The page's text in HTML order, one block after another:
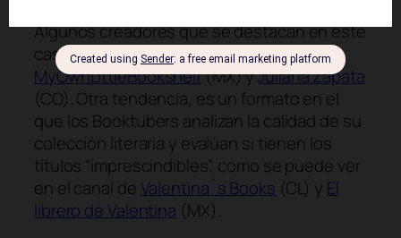
Algunos creadores que se destacan en este
caso sonClau reads books(MX),
MyOwnLittleBookshelf(MX) yJuliana Zapata
(CO). Otra tendencia, es un formato en el
que los Booktubers analizan la calidad de su
colección literaria y evalúan si tienen los
títulos “imprescindibles”, como se puede ver
en el canal de Valentina´s Books (CL) y El
librero de Valentina (MX).